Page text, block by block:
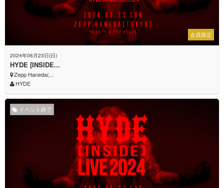
会員限定
2024年06月23日(日)
HYDE [INSIDE...
Zepp Haneda(...
HYDE
イベント終了